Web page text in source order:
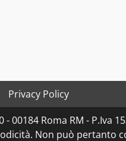
Privacy Policy
Roma RM - P.Iva
Non può pertanto